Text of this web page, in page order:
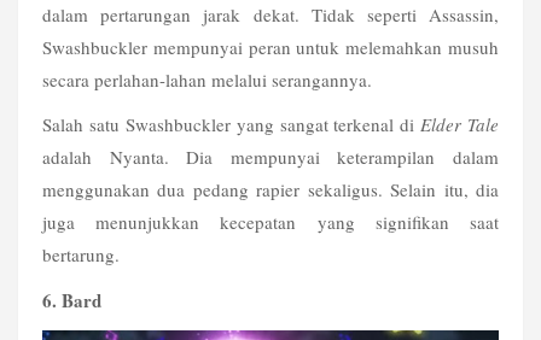
dalam pertarungan jarak dekat. Tidak seperti Assassin,
Swashbuckler mempunyai peran untuk melemahkan musuh
secara perlahan-lahan melalui serangannya.
Salah satu Swashbuckler yang sangat terkenal di Elder Tale
adalah Nyanta. Dia mempunyai keterampilan dalam
menggunakan dua pedang rapier sekaligus. Selain itu, dia
juga menunjukkan kecepatan yang signifikan saat
bertarung.
6. Bard